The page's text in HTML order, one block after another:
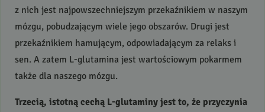
z nich jest najpowszechniejszym przekaźnikiem w naszym
mózgu, pobudzającym wiele jego obszarów. Drugi jest
przekaźnikiem hamującym, odpowiadającym za relaks i
sen. A zatem L-glutamina jest wartościowym pokarmem
także dla naszego mózgu.
Trzecią, istotną cechą L-glutaminy jest to, że przyczynia